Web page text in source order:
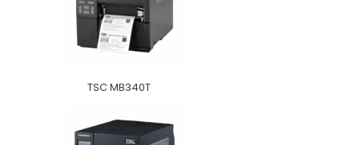
TSC MB340T